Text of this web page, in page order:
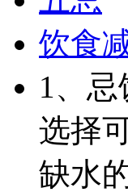
饮食
1、
选择
缺水